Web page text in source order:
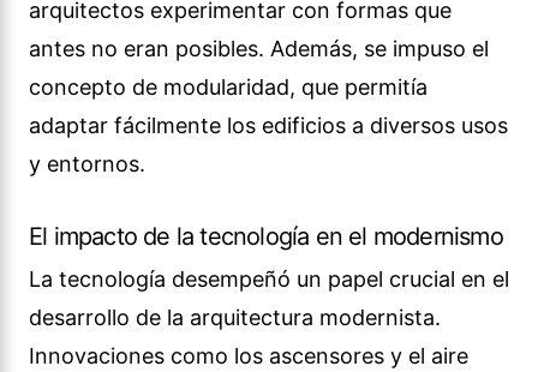
arquitectos experimentar con formas que
antes no eran posibles. Además, se impuso el
concepto de modularidad, que permitía
adaptar fácilmente los edificios a diversos usos
y entornos.
El impacto de la tecnología en el modernismo
La tecnología desempeñó un papel crucial en el
desarrollo de la arquitectura modernista.
Innovaciones como los ascensores y el aire